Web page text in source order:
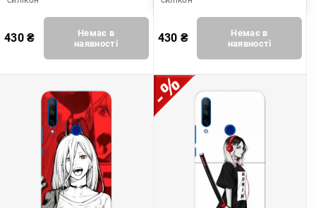
430₴
Немає в
наявності
430 ₴
Немає в
наявності